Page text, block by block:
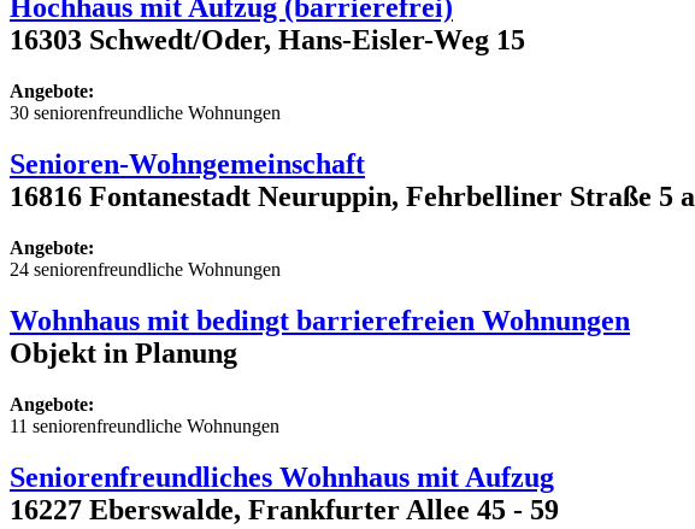
Hochhaus mit Aufzug (barrierefrei)
16303 Schwedt/Oder, Hans-Eisler-Weg 15
Angebote:
30 seniorenfreundliche Wohnungen
Senioren-Wohngemeinschaft
16816 Fontanestadt Neuruppin, Fehrbelliner Straße 5 a
Angebote:
24 seniorenfreundliche Wohnungen
Wohnhaus mit bedingt barrierefreien Wohnungen
Objekt in Planung
Angebote:
11 seniorenfreundliche Wohnungen
Seniorenfreundliches Wohnhaus mit Aufzug
16227 Eberswalde, Frankfurter Allee 45 - 59